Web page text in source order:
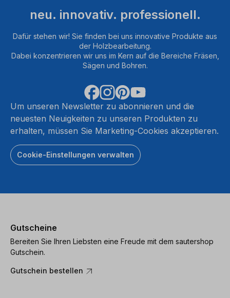
neu. innovativ. professionell.
Dafür stehen wir! Sie finden bei uns innovative Produkte aus
der Holzbearbeitung.
Dabei konzentrieren wir uns im Kern auf die Bereiche Fräsen,
Sägen und Bohren.
Um unseren Newsletter zu abonnieren und die
neuesten Neuigkeiten zu unseren Produkten zu
erhalten, müssen Sie Marketing-Cookies akzeptieren.
Cookie-Einstellungen verwalten
Gutscheine
Bereiten Sie Ihren Liebsten eine Freude mit dem sautershop
Gutschein.
Gutschein bestellen